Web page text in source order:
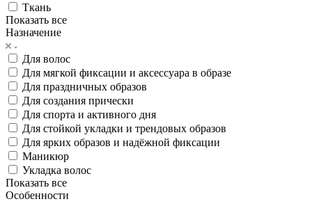
Ткань
Показать все
Назначение
Для волос
Для мягкой фиксации и аксессуара в образе
Для праздничных образов
Для создания прически
Для спорта и активного дня
Для стойкой укладки и трендовых образов
Для ярких образов и надёжной фиксации
Маникюр
Укладка волос
Показать все
Особенности